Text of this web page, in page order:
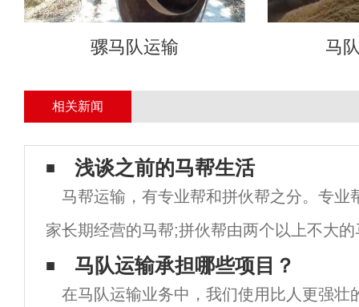
骡马队运输 马
相关新闻
浅谈之前的马帮生活
马帮运输，有专业帮和拼伙帮之分。专业
家长期经营的马帮;拼伙帮由两个以上不大
属短期性质。在这个神秘的群体中，有规矩
说"行船走马三分命"，此
马队运输承担哪些项目？
在马队运输业务中，我们使用比人更强壮